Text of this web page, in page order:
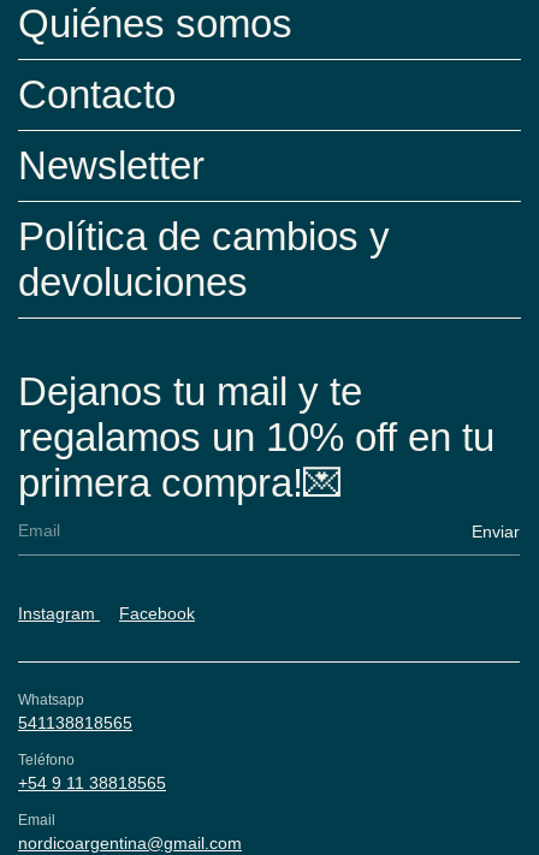
Quiénes somos
Contacto
Newsletter
Política de cambios y
devoluciones
Dejanos tu mail y te
regalamos un 10% off en tu
primera compra!💌
Instagram Facebook
Whatsapp
541138818565
Teléfono
+54 9 11 38818565
Email
nordicoargentina@gmail.com